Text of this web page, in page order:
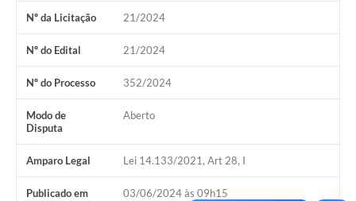
Diário Oficial
Jornal (Edições anteriores)
Uso de Internet e Recursos de Informática
Plano Municipal de Saneamento Básico
Arquivos para Download
Guarda Civil Municipal (GCM)
Nº da Licitação 21/2024
Nº do Edital 21/2024
Nº do Processo 352/2024
Modo de
Disputa
Aberto
Amparo Legal Lei 14.133/2021, Art 28, I
Publicado em 03/06/2024 às 09h15